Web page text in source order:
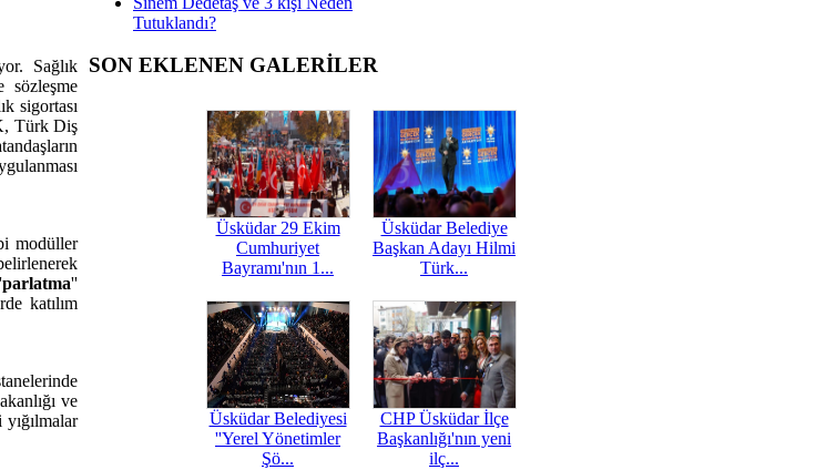
Sağlık
sözleşme
sigortası
Türk Diş
modüller
parlatma''
katılım
ve
Tutuklandı?
SON EKLENEN GALERİLER
Üsküdar 29 Ekim
Cumhuriyet
Bayramı'nın 1...
Üsküdar Belediye
Başkan Adayı Hilmi
Türk...
Üsküdar Belediyesi
''Yerel Yönetimler
Şö...
CHP Üsküdar İlçe
Başkanlığı'nın yeni
ilç...